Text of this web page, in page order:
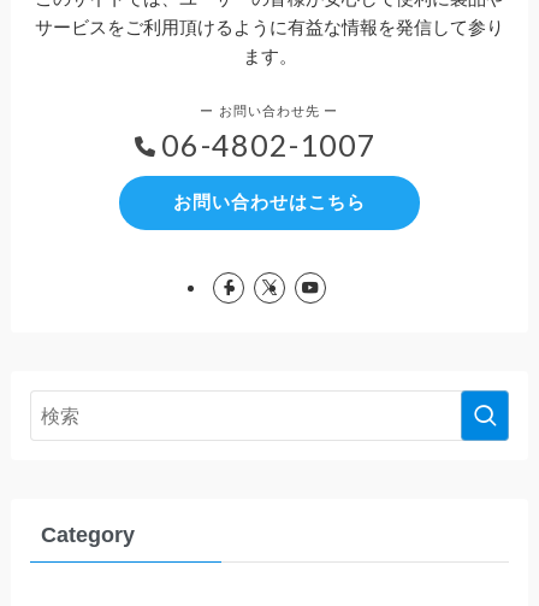
サービスをご利用頂けるように有益な情報を発信して参り
ます。
06-4802-1007
お問い合わせはこちら
Category